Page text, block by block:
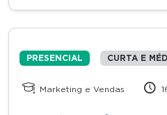
PRESENCIAL CURTA E
Marketing e Vendas